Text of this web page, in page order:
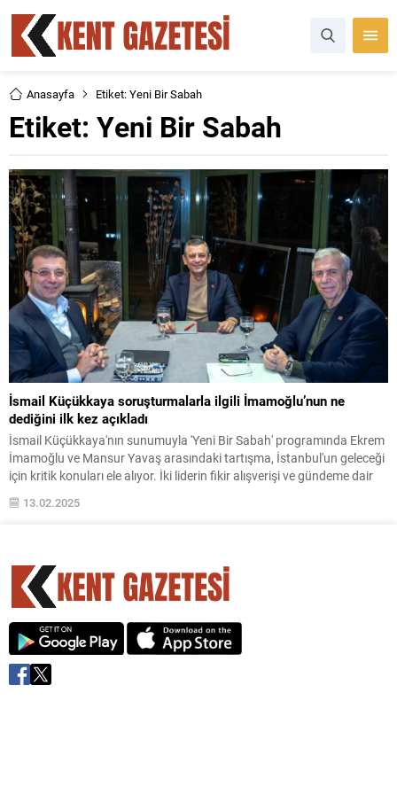
Anasayfa Etiket: Yeni Bir Sabah
Etiket: Yeni Bir Sabah
İsmail Küçükkaya soruşturmalarla ilgili İmamoğlu’nun ne
dediğini ilk kez açıkladı
İsmail Küçükkaya'nın sunumuyla 'Yeni Bir Sabah' programında Ekrem
İmamoğlu ve Mansur Yavaş arasındaki tartışma, İstanbul'un geleceği
için kritik konuları ele alıyor. İki liderin fikir alışverişi ve gündeme dair
13.02.2025